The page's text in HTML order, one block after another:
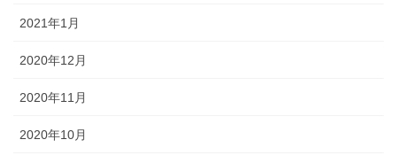
2021年1月
2020年12月
2020年11月
2020年10月